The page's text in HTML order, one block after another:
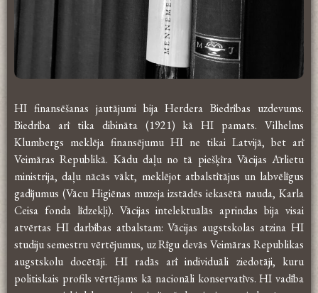
HI finansēšanas jautājumi bija Herdera Biedrības uzdevums.
Biedrība arī tika dibināta (1921) kā HI pamats. Vilhelms
Klumbergs meklēja finansējumu HI ne tikai Latvijā, bet arī
Veimāras Republikā. Kādu daļu no tā piešķīra Vācijas Ārlietu
ministrija, daļu nācās vākt, meklējot atbalstītājus un labvēlīgus
gadījumus (Vācu Higiēnas muzeja izstādēs iekasētā nauda, Karla
Ceisa fonda līdzekļi). Vācijas intelektuālās aprindas bija visai
atvērtas HI darbības atbalstam: Vācijas augstskolas atzina HI
studiju semestru vērtējumus, uz Rīgu devās Veimāras Republikas
augstskolu docētāji. HI radās arī individuāli ziedotāji, kuru
politiskais profils vērtējams kā nacionāli konservatīvs. HI vadība